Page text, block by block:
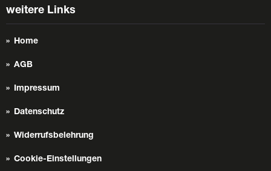
weitere Links
Home
AGB
Impressum
Datenschutz
Widerrufsbelehrung
Cookie-Einstellungen